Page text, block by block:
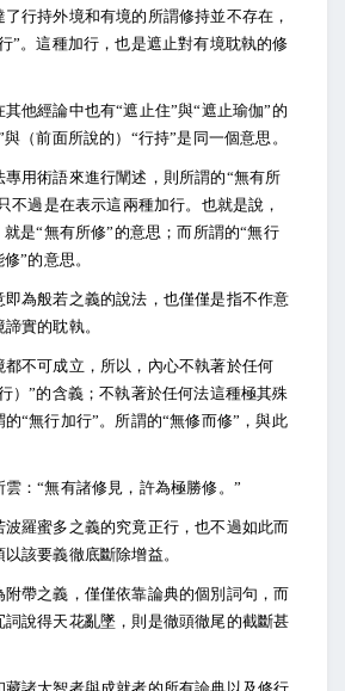
行持外境和有境的所謂修持並不存在，
”。這種加行，也是遮止對有境耽執的修
他經論中也有“遮止住”與“遮止瑜伽”的
（前面所說的）“行持”是同一個意思。
用術語來進行闡述，則所謂的“無有所
不過是在表示這兩種加行。也就是說，
就是“無有所修”的意思；而所謂的“無行
”的意思。
即為般若之義的說法，也僅僅是指不作意
實的耽執。
不可成立，所以，內心不執著於任何
）”的含義；不執著於任何法這種極其殊
“無行加行”。所謂的“無修而修”，與此
：“無有諸修見，許為極勝修。”
波羅蜜多之義的究竟正行，也不過如此而
該要義徹底斷除增益。
帶之義，僅僅依靠論典的個別詞句，而
說得天花亂墜，則是徹頭徹尾的截斷甚